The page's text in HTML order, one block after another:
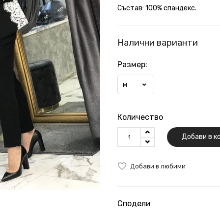
Състав: 100% спандекс.
Налични варианти
Размер:
M
Количество
Добави в
Добави в любими
Сподели